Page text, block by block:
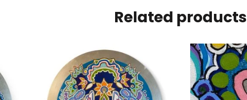
Related products